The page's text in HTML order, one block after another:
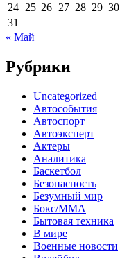
24 25 26 27 28 29 30
31
« Май
Рубрики
Uncategorized
Автособытия
Автоспорт
Автоэксперт
Актеры
Аналитика
Баскетбол
Безопасность
Безумный мир
Бокс/MMA
Бытовая техника
В мире
Военные новости